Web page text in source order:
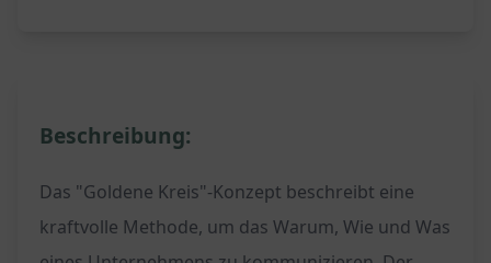
Beschreibung:
Das "Goldene Kreis"-Konzept beschreibt eine
kraftvolle Methode, um das Warum, Wie und Was